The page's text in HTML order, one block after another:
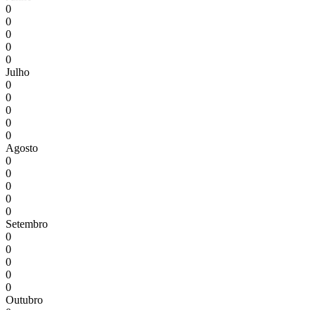
0
0
0
0
0
Julho
0
0
0
0
0
Agosto
0
0
0
0
0
Setembro
0
0
0
0
0
Outubro